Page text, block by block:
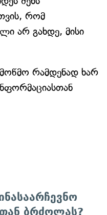
რომ
არ გახდე, მისი
რამდენად ხარ
ბრძოლას?